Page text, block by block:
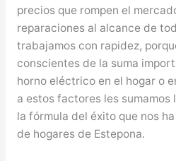
precios que rompen el
reparaciones al alcance de
trabajamos con rapidez,
conscientes de la suma
horno eléctrico en el hogar o
a estos factores les
la fórmula del éxito que nos
de hogares de Estepona.